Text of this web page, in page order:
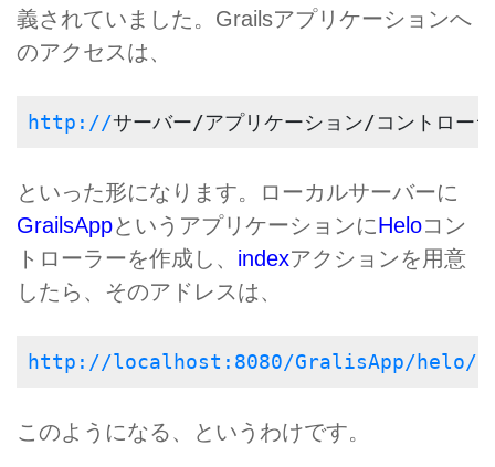
義されていました。Grailsアプリケーションへ
のアクセスは、
http://サーバー/アプリケーション/コントロー
といった形になります。ローカルサーバーに
GrailsAppというアプリケーションにHeloコン
トローラーを作成し、 indexアクションを用意
したら、そのアドレスは、
http://localhost:8080/GralisApp/helo/
このようになる、というわけです。